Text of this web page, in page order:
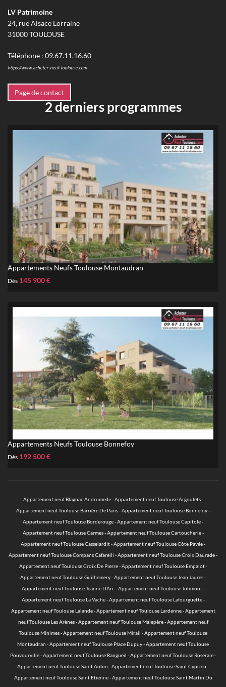
LV Patrimoine
24, rue Alsace Lorraine
31000TOULOUSE
Téléphone : 09.67.11.16.60
https://www.acheter-neuf-toulouse.com
Page de contact
2 derniers programmes
Appartements Neufs Toulouse Montaudran
Dès 145 900 €
Appartements Neufs Toulouse Bonnefoy
Dès 192 500 €
Appartement neuf Blagnac Andromede-Appartement neuf Toulouse Argoulets-
Appartement neuf Toulouse Barrière De Paris-Appartement neuf Toulouse Bonnefoy-
Appartement neuf Toulouse Borderouge-Appartement neuf Toulouse Capitole-
Appartement neuf Toulouse Carmes-Appartement neuf Toulouse Cartoucherie-
Appartement neuf Toulouse Casselardit-Appartement neuf Toulouse Côte Pavée-
Appartement neuf Toulouse Compans Cafarelli -Appartement neuf Toulouse Croix Daurade-
Appartement neuf Toulouse Croix De Pierre-Appartement neuf Toulouse Empalot-
Appartement neuf Toulouse Guilhemery-Appartement neuf Toulouse Jean Jaures-
Appartement neuf Toulouse Jeanne DArc-Appartement neuf Toulouse Jolimont-
Appartement neuf Toulouse La Vache-Appartement neuf Toulouse Lafourguette-
Appartement neuf Toulouse Lalande-Appartement neuf Toulouse Lardenne-Appartement
neuf Toulouse Les Arènes-Appartement neuf Toulouse Malepère-Appartement neuf
Toulouse Minimes-Appartement neuf Toulouse Mirail -Appartement neuf Toulouse
Montaudran -Appartement neuf Toulouse Place Dupuy-Appartement neuf Toulouse
Pouvourville-Appartement neuf Toulouse Rangueil -Appartement neuf Toulouse Roseraie-
Appartement neuf Toulouse Saint Aubin -Appartement neuf Toulouse Saint Cyprien -
Appartement neuf Toulouse Saint Etienne-Appartement neuf Toulouse Saint Martin Du